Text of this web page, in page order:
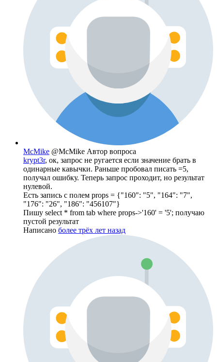
McMike @McMike Автор вопроса
krypt3r, ок, запрос не ругается если значение брать в
одинарные кавычки. Раньше пробовал писать =5,
получал ошибку. Теперь запрос проходит, но результат
нулевой.
Есть запись с полем props = {"160": "5", "164": "7",
"176": "26", "186": "456107"}
Пишу select * from tab where props->'160' = '5'; получаю
пустой результат
Написано более трёх лет назад